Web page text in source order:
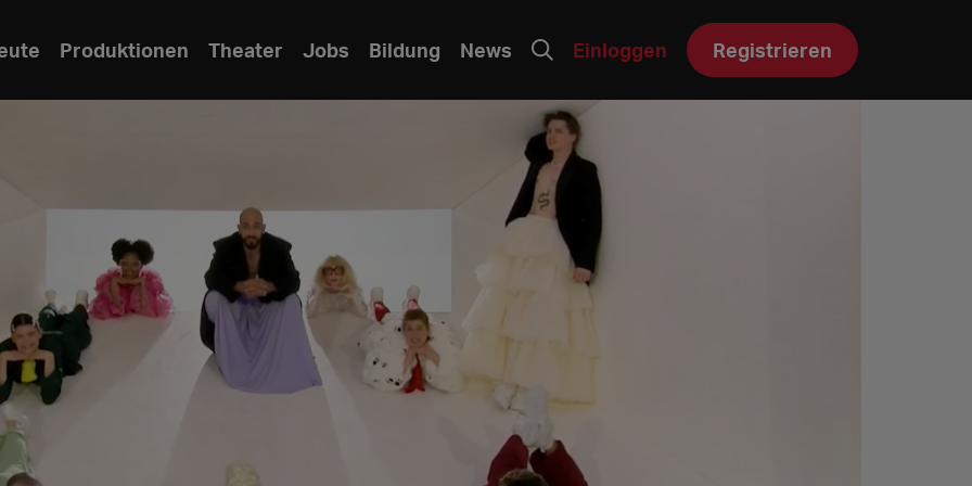
Produktionen Theater Jobs Bildung News Einloggen Registrieren